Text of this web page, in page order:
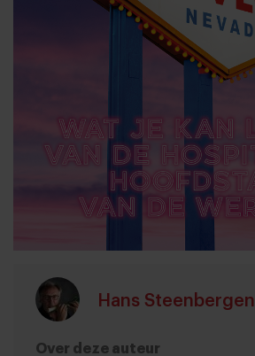
Hans Steenbergen
Over deze auteur